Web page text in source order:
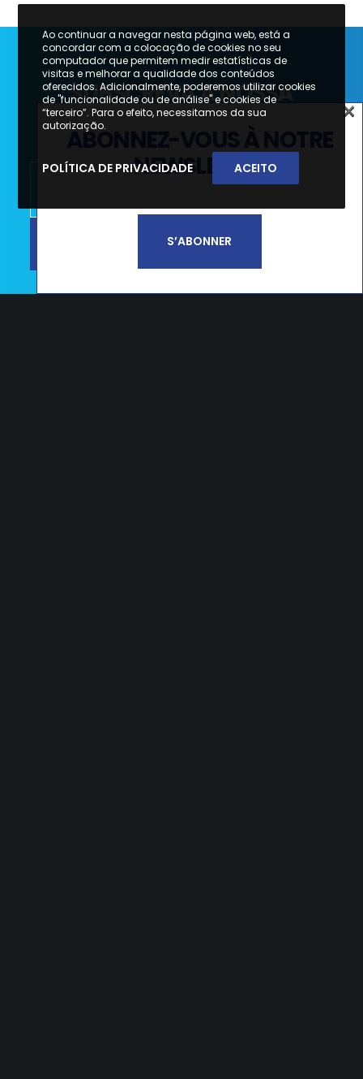
SUBSCREVA A NOSSA
NEWSLETTER
Li e aceito aPolítica de Privacidade e
Ao continuar a navegar nesta página web, está a
concordar com a colocação de cookies no seu
computador que permitem medir estatísticas de
visitas e melhorar a qualidade dos conteúdos
oferecidos. Adicionalmente, poderemos utilizar cookies
de "funcionalidade ou de análise" e cookies de
“terceiro”. Para o efeito, necessitamos da sua
autorização.
POLÍTICA DE PRIVACIDADE ACEITO
SUBSCREVA A NOSSA
NEWSLETTER
SUBSCREVER
×
ABONNEZ-VOUS À NOTRE
NEWSLETTER
S’ABONNER
×